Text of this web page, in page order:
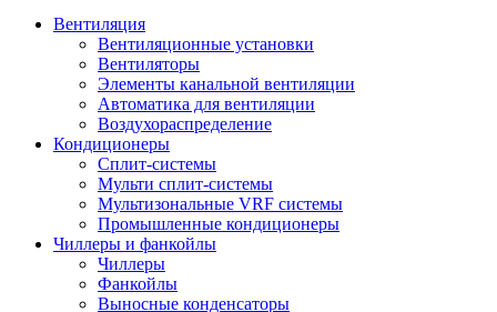
Вентиляция
Вентиляционные установки
Вентиляторы
Элементы канальной вентиляции
Автоматика для вентиляции
Воздухораспределение
Кондиционеры
Сплит-системы
Мульти сплит-системы
Мультизональные VRF системы
Промышленные кондиционеры
Чиллеры и фанкойлы
Чиллеры
Фанкойлы
Выносные конденсаторы